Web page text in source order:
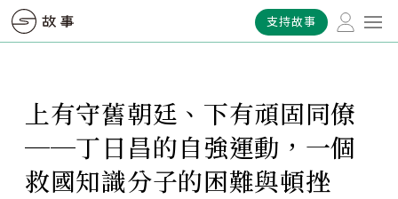
支持故事
上有守舊朝廷、下有頑固同僚
──丁日昌的自強運動，一個
救國知識分子的困難與頓挫